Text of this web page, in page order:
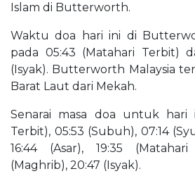
Islam di Butterworth.
Waktu doa hari ini di
pada 05:43 (Matahari Terbit)
(Isyak). Butterworth Malaysia
Barat Laut dari Mekah.
Senarai masa doa untuk hari
Terbit), 05:53 (Subuh), 07:14
16:44 (Asar), 19:35
(Maghrib), 20:47 (Isyak).